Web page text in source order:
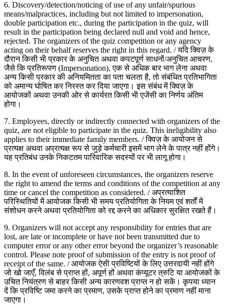
6. Discovery/detection/noticing of use of any unfair/spurious
means/malpractices, including but not limited to impersonation,
double participation etc., during the participation in the quiz, will
result in the participation being declared null and void and hence,
rejected. The organizers of the quiz competition or any agency
acting on their behalf reserves the right in this regard. / यदि क्विज़ के
दौरान किसी भी प्रकार के अनुचित अथवा कपटपूर्ण साधनों/अनुचित आचरण,
जैसे कि प्रतिरूपण (Impersonation), एक से अधिक बार भाग लेना अथवा
अन्य किसी प्रकार की अनियमितता का पता चलता है, तो संबंधित प्रतिभागिता
को अमान्य घोषित कर निरस्त कर दिया जाएगा। इस संबंध में क्विज़ के
आयोजकों अथवा उनकी ओर से कार्यरत किसी भी एजेंसी का निर्णय अंतिम
होगा।
7. Employees, directly or indirectly connected with organizers of the
quiz, are not eligible to participate in the quiz. This ineligibility also
applies to their immediate family members. / क्विज़ के आयोजन से
प्रत्यक्ष अथवा अप्रत्यक्ष रूप से जुड़े कर्मचारी इसमें भाग लेने के पात्र नहीं होंगे।
यह प्रतिबंध उनके निकटतम पारिवारिक सदस्यों पर भी लागू होगा।
8. In the event of unforeseen circumstances, the organizers reserve
the right to amend the terms and conditions of the competition at any
time or cancel the competition as considered. / अप्रत्याशित
परिस्थितियों में आयोजक किसी भी समय प्रतियोगिता के नियम एवं शर्तों में
संशोधन करने अथवा प्रतियोगिता को रद्द करने का अधिकार सुरक्षित रखते हैं।
9. Organizers will not accept any responsibility for entries that are
lost, are late or incomplete or have not been transmitted due to
computer error or any other error beyond the organizer’s reasonable
control. Please note proof of submission of the entry is not proof of
receipt of the same. / आयोजक ऐसी प्रविष्टियों के लिए उत्तरदायी नहीं होंगे
जो खो जाएँ, विलंब से प्राप्त हों, अपूर्ण हों अथवा कंप्यूटर त्रुटि या आयोजकों के
उचित नियंत्रण से बाहर किसी अन्य कारणवश प्राप्त न हो सकें। कृपया ध्यान
दें कि प्रविष्टि जमा करने का प्रमाण, उसके प्राप्त होने का प्रमाण नहीं माना
जाएगा।